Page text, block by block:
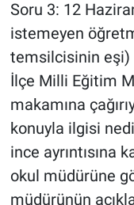
Soru 3: 12
istemeyen
temsilcisinin eşi)
İlçe Milli Eğitim
makamına
konuyla ilgisi
ince ayrıntısına
okul müdürüne
müdürünün